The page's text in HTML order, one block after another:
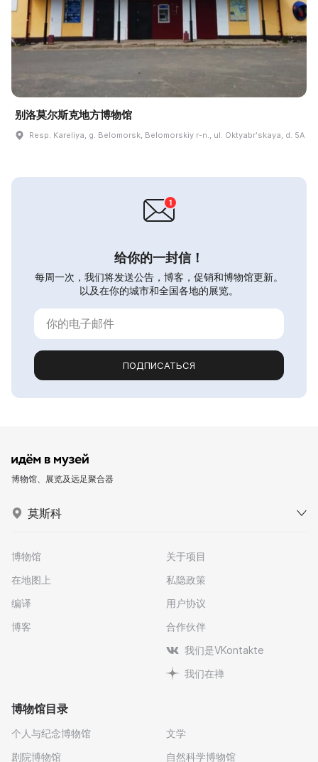
别洛莫尔斯克地方博物馆
Resp. Kareliya, g. Belomorsk, Belomorskiy r-n., ul. Oktyabrʹskaya, d. 5A
给你的一封信！
每周一次，我们将发送公告，博客，促销和博物馆更新。
以及在你的城市和全国各地的展览。
ПОДПИСАТЬСЯ
博物馆、展览及远足聚合器
莫斯科
博物馆
在地图上
编译
博客
关于项目
私隐政策
用户协议
合作伙伴
我们是VKontakte
我们在禅
博物馆目录
个人与纪念博物馆
剧院博物馆
文学
自然科学博物馆